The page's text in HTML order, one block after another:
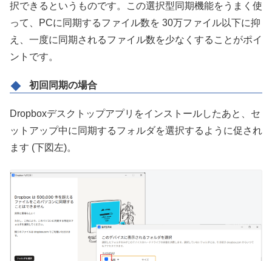
択できるというものです。この選択型同期機能をうまく使
って、PCに同期するファイル数を 30万ファイル以下に抑
え、一度に同期されるファイル数を少なくすることがポイ
ントです。
初回同期の場合
Dropboxデスクトップアプリをインストールしたあと、セ
ットアップ中に同期するフォルダを選択するように促され
ます (下図左)。